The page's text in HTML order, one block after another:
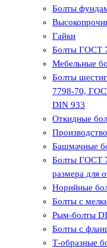
Болты
Гайки
Болты ГОСТ
Мебельные
Болты
7798-70,
DIN 933
Откидные
Башмачные
Болты ГОСТ
размера для
Норийные
Болты с
Рым-болты
Болты с
Т-образные